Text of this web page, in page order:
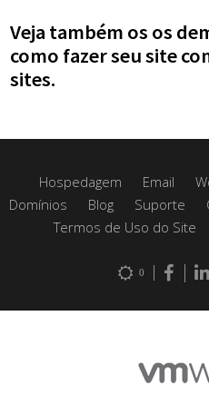
Veja também os os
como fazer seu site
sites.
Hospedagem Email
Domínios
Blog Suporte
Termos de Uso do Site
0